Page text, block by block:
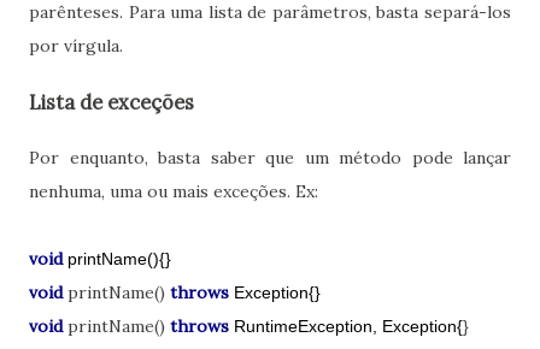
parênteses. Para uma lista de parâmetros, basta separá-los
por vírgula.
Lista de exceções
Por enquanto, basta saber que um método pode lançar
nenhuma, uma ou mais exceções. Ex:
void printName(){}
void printName() throws Exception{}
void printName() throws RuntimeException, Exception{}